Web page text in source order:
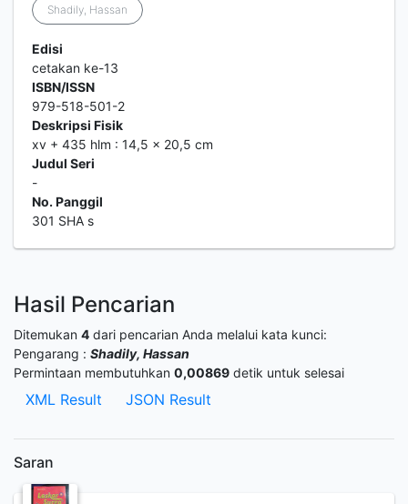
Shadily, Hassan
Edisi
cetakan ke-13
ISBN/ISSN
979-518-501-2
Deskripsi Fisik
xv + 435 hlm : 14,5 x 20,5 cm
Judul Seri
-
No. Panggil
301 SHA s
Hasil Pencarian
Ditemukan 4 dari pencarian Anda melalui kata kunci:
Pengarang : Shadily, Hassan
Permintaan membutuhkan 0,00869 detik untuk selesai
XML Result JSON Result
Saran